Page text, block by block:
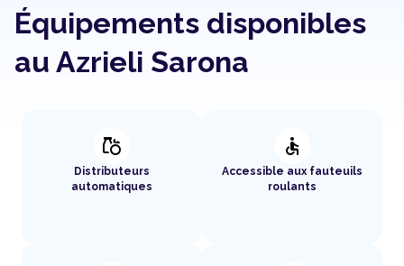
Équipements disponibles
au Azrieli Sarona
grocery
Distributeurs
automatiques
accessible
Accessible aux fauteuils
roulants